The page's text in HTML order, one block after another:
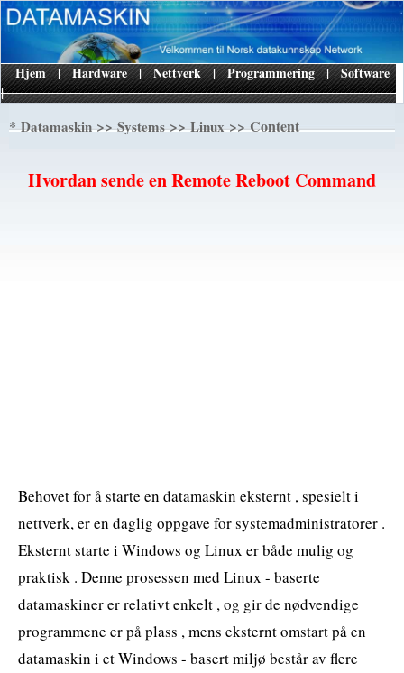
|
Hjem | Hardware | Nettverk | Programmering | Software
*Datamaskin>>Systems>>Linux>> Content
Hvordan sende en Remote Reboot Command
Behovet for å starte en datamaskin eksternt , spesielt i
nettverk, er en daglig oppgave for systemadministratorer .
Eksternt starte i Windows og Linux er både mulig og
praktisk . Denne prosessen med Linux - baserte
datamaskiner er relativt enkelt , og gir de nødvendige
programmene er på plass , mens eksternt omstart på en
datamaskin i et Windows - basert miljø består av flere